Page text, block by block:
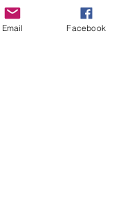
Email Facebook